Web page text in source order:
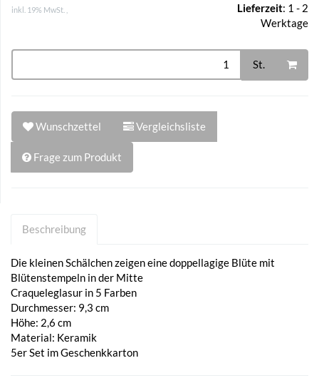
inkl. 19% MwSt. ,
Lieferzeit: 1 - 2
Werktage
St.
Wunschzettel Vergleichsliste
Frage zum Produkt
Beschreibung
Die kleinen Schälchen zeigen eine doppellagige Blüte mit
Blütenstempeln in der Mitte
Craqueleglasur in 5 Farben
Durchmesser: 9,3 cm
Höhe: 2,6 cm
Material: Keramik
5er Set im Geschenkkarton